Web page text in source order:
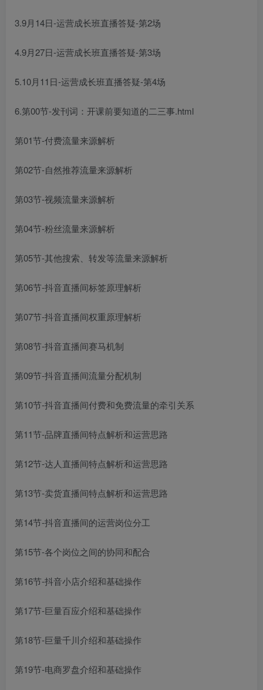
3.9月14日-运营成长班直播答疑-第2场
4.9月27日-运营成长班直播答疑-第3场
5.10月11日-运营成长班直播答疑-第4场
6.第00节-发刊词：开课前要知道的二三事.html
第01节-付费流量来源解析
第02节-自然推荐流量来源解析
第03节-视频流量来源解析
第04节-粉丝流量来源解析
第05节-其他搜索、转发等流量来源解析
第06节-抖音直播间标签原理解析
第07节-抖音直播间权重原理解析
第08节-抖音直播间赛马机制
第09节-抖音直播间流量分配机制
第10节-抖音直播间付费和免费流量的牵引关系
第11节-品牌直播间特点解析和运营思路
第12节-达人直播间特点解析和运营思路
第13节-卖货直播间特点解析和运营思路
第14节-抖音直播间的运营岗位分工
第15节-各个岗位之间的协同和配合
第16节-抖音小店介绍和基础操作
第17节-巨量百应介绍和基础操作
第18节-巨量千川介绍和基础操作
第19节-电商罗盘介绍和基础操作